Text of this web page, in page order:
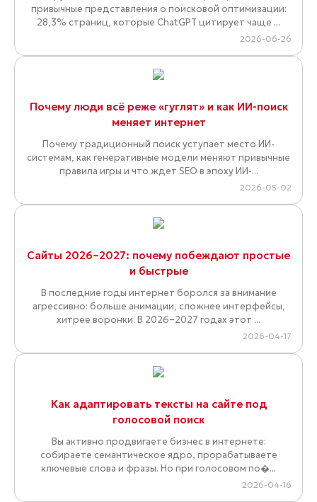
привычные представления о поисковой оптимизации:
28,3% страниц, которые ChatGPT цитирует чаще ...
2026-06-26
Почему люди всё реже «гуглят» и как ИИ-поиск
меняет интернет
Почему традиционный поиск уступает место ИИ-
системам, как генеративные модели меняют привычные
правила игры и что ждет SEO в эпоху ИИ-...
2026-05-02
Сайты 2026–2027: почему побеждают простые
и быстрые
В последние годы интернет боролся за внимание
агрессивно: больше анимации, сложнее интерфейсы,
хитрее воронки. В 2026–2027 годах этот ...
2026-04-17
Как адаптировать тексты на сайте под
голосовой поиск
Вы активно продвигаете бизнес в интернете:
собираете семантическое ядро, прорабатываете
ключевые слова и фразы. Но при голосовом по�...
2026-04-16